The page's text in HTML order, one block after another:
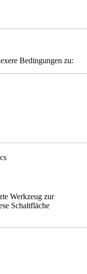
Bedingungen zu:
Werkzeug zur
Schaltfläche